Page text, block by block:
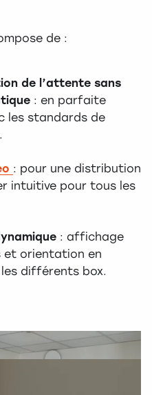
de :
de l’attente sans
: en parfaite
les standards de
: pour une distribution
intuitive pour tous les
: affichage
et orientation en
différents box.